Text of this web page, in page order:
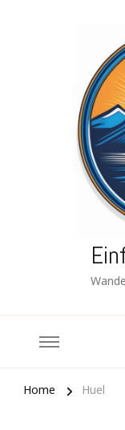
Home Huel